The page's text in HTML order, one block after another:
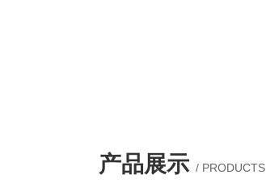
产品展示 / PRODUCTS